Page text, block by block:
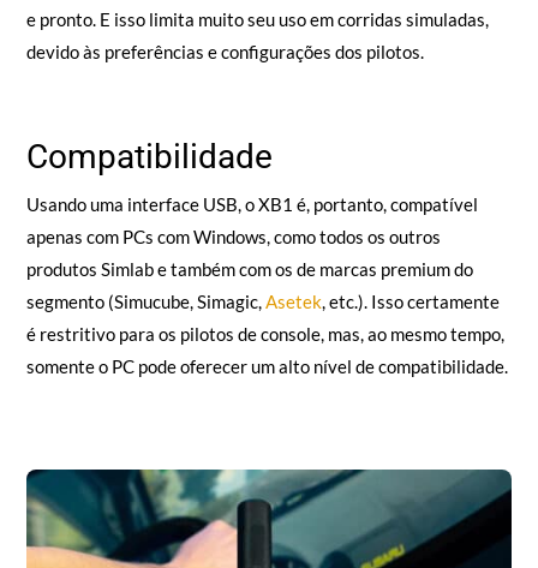
e pronto. E isso limita muito seu uso em corridas simuladas,
devido às preferências e configurações dos pilotos.
Compatibilidade
Usando uma interface USB, o XB1 é, portanto, compatível
apenas com PCs com Windows, como todos os outros
produtos Simlab e também com os de marcas premium do
segmento (Simucube, Simagic,Asetek, etc.). Isso certamente
é restritivo para os pilotos de console, mas, ao mesmo tempo,
somente o PC pode oferecer um alto nível de compatibilidade.